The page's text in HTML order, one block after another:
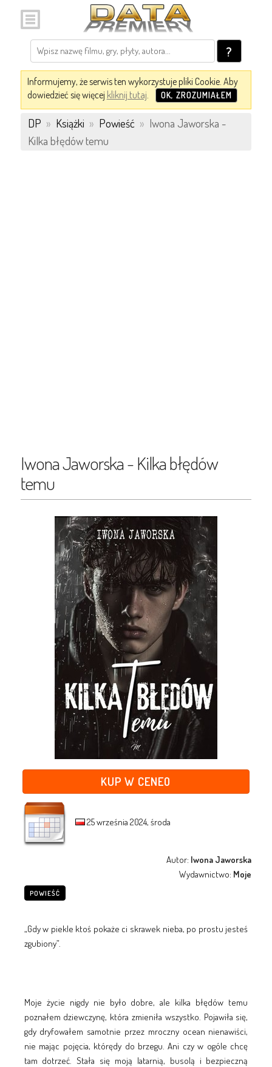
?
Informujemy, że serwis ten wykorzystuje pliki Cookie. Aby
dowiedzieć się więcej kliknij tutaj. OK, ZROZUMIAŁEM
DP » Książki » Powieść » Iwona Jaworska -
Kilka błędów temu
Iwona Jaworska - Kilka błędów
temu
KUP W CENEO
25 września 2024, środa
Autor: Iwona Jaworska
Wydawnictwo: Moje
POWIEŚĆ
„Gdy w piekle ktoś pokaże ci skrawek nieba, po prostu jesteś
zgubiony”.
Moje życie nigdy nie było dobre, ale kilka błędów temu
poznałem dziewczynę, która zmieniła wszystko. Pojawiła się,
gdy dryfowałem samotnie przez mroczny ocean nienawiści,
nie mając pojęcia, którędy do brzegu. Ani czy w ogóle chcę
tam dotrzeć. Stała się moją latarnią, busolą i bezpieczną